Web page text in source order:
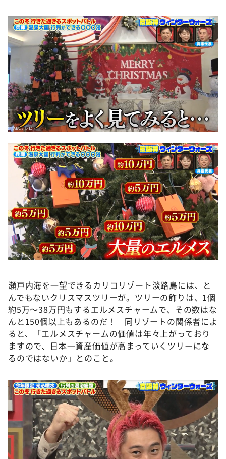
瀬戸内海を一望できるカリコリゾート淡路島には、と
んでもないクリスマスツリーが。ツリーの飾りは、1個
約5万～38万円もするエルメスチャームで、その数はな
んと150個以上もあるのだ！ 同リゾートの関係者によ
ると、「エルメスチャームの価値は年々上がっており
ますので、日本一資産価値が高まっていくツリーにな
るのではないか」とのこと。